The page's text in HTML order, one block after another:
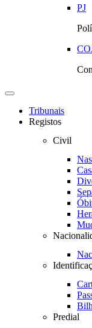
PJ
Toggle
navigationTribunais
Registos
Civil
Predial